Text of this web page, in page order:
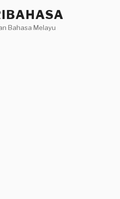
Bahasa Melayu